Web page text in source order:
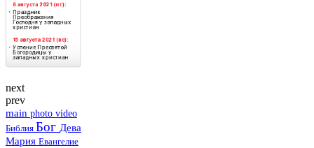
next
prev
main photo video
Библия Бог Дева
Мария Евангелие